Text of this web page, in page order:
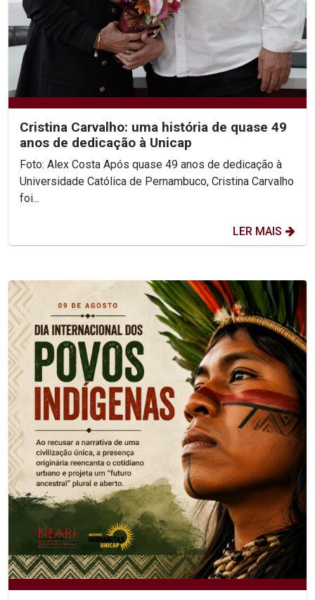
Cristina Carvalho: uma história de quase 49
anos de dedicação à Unicap
Foto: Alex Costa Após quase 49 anos de dedicação à
Universidade Católica de Pernambuco, Cristina Carvalho
foi...
LER MAIS